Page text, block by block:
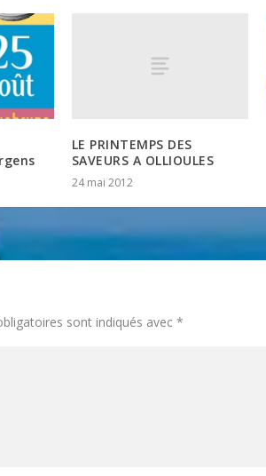
LE PRINTEMPS DES
SAVEURS A OLLIOULES
24 mai 2012
sont indiqués avec*